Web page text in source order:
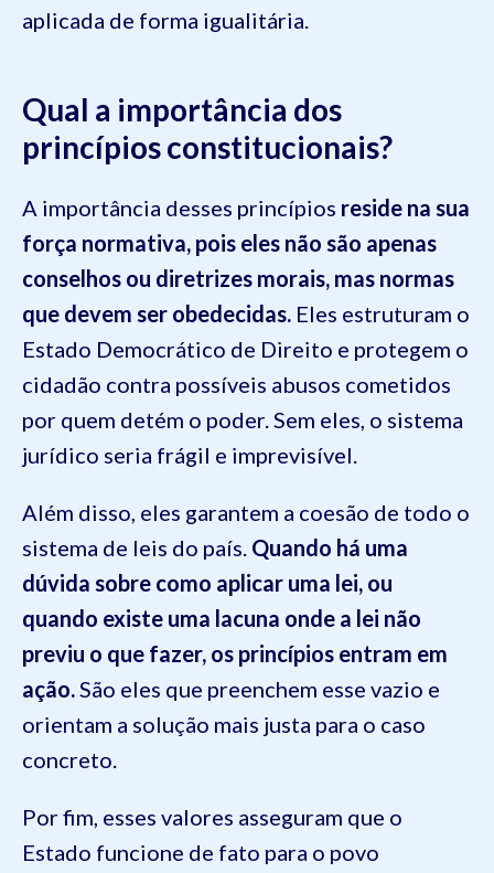
aplicada de forma igualitária.
Qual a importância dos
princípios constitucionais?
A importância desses princípios reside na sua
força normativa, pois eles não são apenas
conselhos ou diretrizes morais, mas normas
que devem ser obedecidas. Eles estruturam o
Estado Democrático de Direito e protegem o
cidadão contra possíveis abusos cometidos
por quem detém o poder. Sem eles, o sistema
jurídico seria frágil e imprevisível.
Além disso, eles garantem a coesão de todo o
sistema de leis do país. Quando há uma
dúvida sobre como aplicar uma lei, ou
quando existe uma lacuna onde a lei não
previu o que fazer, os princípios entram em
ação.São eles que preenchem esse vazio e
orientam a solução mais justa para o caso
concreto.
Por fim, esses valores asseguram que o
Estado funcione de fato para o povo